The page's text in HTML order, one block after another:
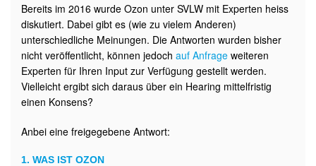
Bereits im 2016 wurde Ozon unter SVLW mit Experten heiss
diskutiert. Dabei gibt es (wie zu vielem Anderen)
unterschiedliche Meinungen. Die Antworten wurden bisher
nicht veröffentlicht, können jedoch auf Anfrage weiteren
Experten für Ihren Input zur Verfügung gestellt werden.
Vielleicht ergibt sich daraus über ein Hearing mittelfristig
einen Konsens?
Anbei eine freigegebene Antwort:
1. WAS IST OZON